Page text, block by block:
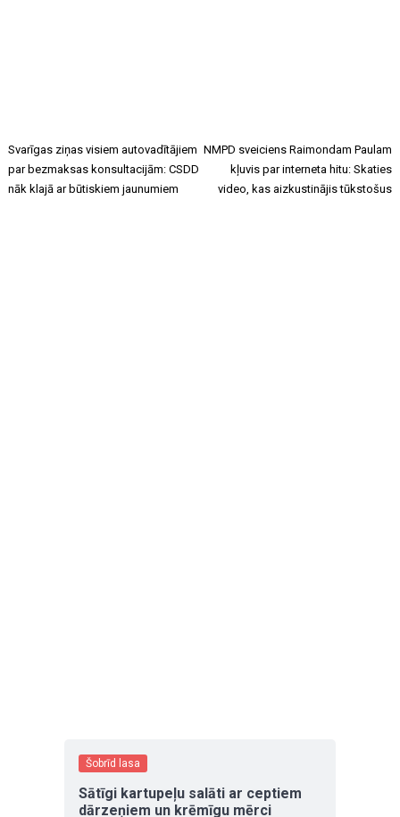
Svarīgas ziņas visiem autovadītājiem
par bezmaksas konsultacijām: CSDD
nāk klajā ar būtiskiem jaunumiem
NMPD sveiciens Raimondam Paulam
kļuvis par interneta hitu: Skaties
video, kas aizkustinājis tūkstošus
Šobrīd lasa
Sātīgi kartupeļu salāti ar ceptiem
dārzeņiem un krēmīgu mērci